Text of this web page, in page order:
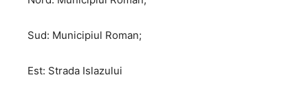
Sud: Municipiul Roman;
Est: Strada Islazului